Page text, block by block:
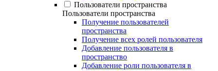
Пользователи пространства
Пользователи пространства
Получение пользователей
пространства
Получение всех ролей пользователя
Добавление пользователя в
пространство
Добавление роли пользователя в